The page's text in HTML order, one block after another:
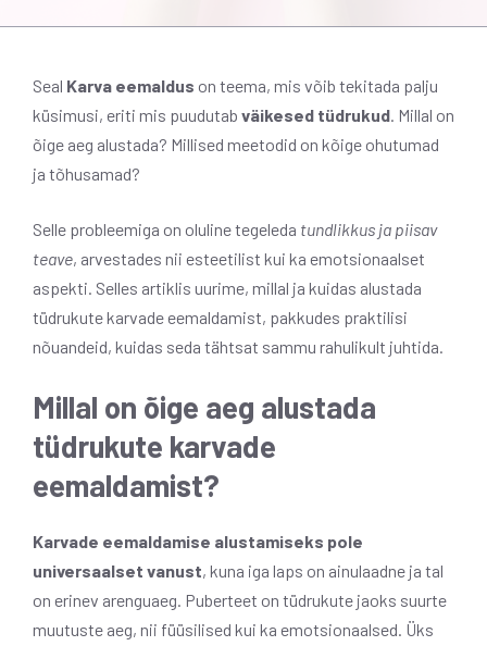
Seal Karva eemaldus on teema, mis võib tekitada palju
küsimusi, eriti mis puudutab väikesed tüdrukud . Millal on
õige aeg alustada? Millised meetodid on kõige ohutumad
ja tõhusamad?
Selle probleemiga on oluline tegeleda tundlikkus ja piisav
teave, arvestades nii esteetilist kui ka emotsionaalset
aspekti. Selles artiklis uurime, millal ja kuidas alustada
tüdrukute karvade eemaldamist, pakkudes praktilisi
nõuandeid, kuidas seda tähtsat sammu rahulikult juhtida.
Millal on õige aeg alustada
tüdrukute karvade
eemaldamist?
Karvade eemaldamise alustamiseks pole
universaalset vanust, kuna iga laps on ainulaadne ja tal
on erinev arenguaeg. Puberteet on tüdrukute jaoks suurte
muutuste aeg, nii füüsilised kui ka emotsionaalsed. Üks